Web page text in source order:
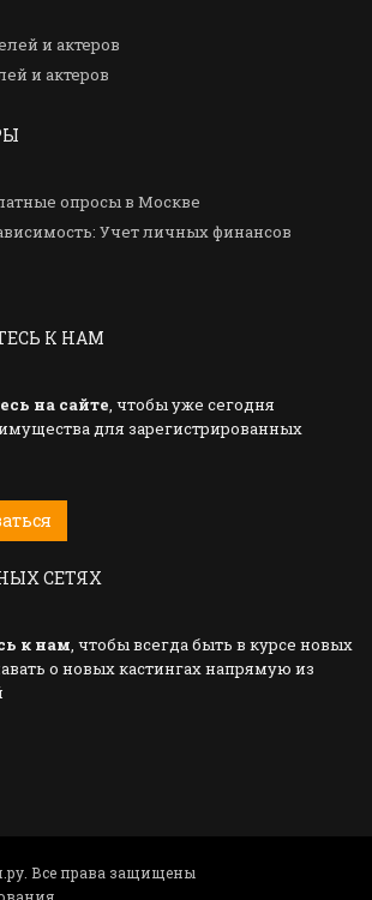
и актеров
и актеров
опросы в Москве
Учет личных финансов
К НАМ
на сайте, чтобы уже сегодня
для зарегистрированных
СЕТЯХ
к нам, чтобы всегда быть в курсе новых
о новых кастингах напрямую из
Все права защищены